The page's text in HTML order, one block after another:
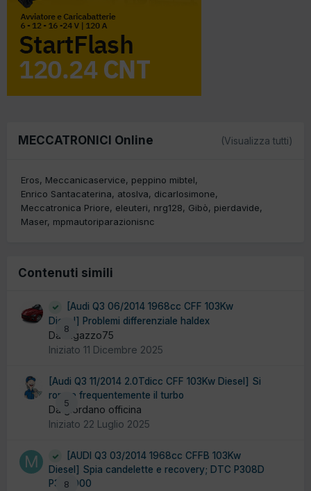
MECCATRONICI Online (Visualizza tutti)
Eros Meccanicaservice
peppino mibtel
Enrico Santacaterina
atoslva
dicarlosimone
Meccatronica Priore
eleuteri nrg128 Gibò
pierdavide
Maser mpmautoriparazionisnc
Contenuti simili
8
[Audi Q3 06/2014 1968cc CFF 103Kw
Diesel] Problemi differenziale haldex
Da ragazzo75
Iniziato 11 Dicembre 2025
5
[Audi Q3 11/2014 2.0Tdicc CFF 103Kw Diesel] Si
rompe frequentemente il turbo
Da giordano officina
Iniziato 22 Luglio 2025
8
[AUDI Q3 03/2014 1968cc CFFB 103Kw
Diesel] Spia candelette e recovery; DTC P308D
P308D00